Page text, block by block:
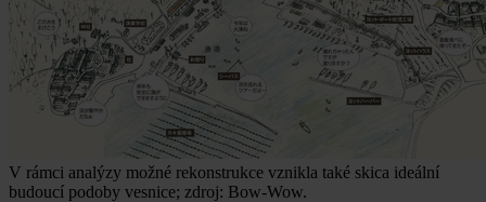
V rámci analýzy možné rekonstrukce vznikla také skica ideální
budoucí podoby vesnice; zdroj: Bow-Wow.